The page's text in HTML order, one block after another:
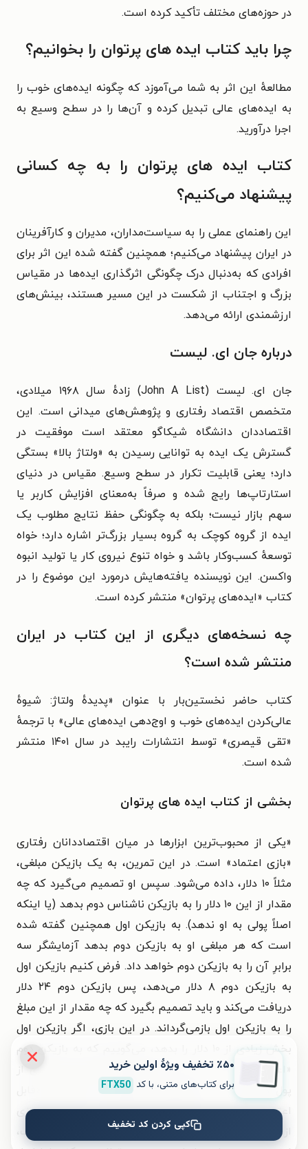
در حوزه‌های مختلف تأکید کرده است.
چرا باید کتاب ایده‌ های پرتوان را بخوانیم؟
مطالعهٔ این اثر به شما می‌آموزد که چگونه ایده‌های خوب را
به ایده‌های عالی تبدیل کرده و آن‌ها را در سطح وسیع به
اجرا درآورید.
کتاب ایده‌ های پرتوان را به چه کسانی
پیشنهاد می‌کنیم؟
این راهنمای عملی را به سیاست‌مداران، مدیران و کارآفرینان
در ایران پیشنهاد می‌کنیم؛ همچنین گفته شده این اثر برای
افرادی که به‌دنبال درک چگونگی اثرگذاری ایده‌ها در مقیاس
بزرگ و اجتناب از شکست در این مسیر هستند، بینش‌های
ارزشمندی ارائه می‌دهد.
درباره جان ای. لیست
جان ای. لیست (John A List) زادهٔ سال ۱۹۶۸ میلادی،
متخصص اقتصاد رفتاری و پژوهش‌های میدانی است. این
اقتصاددان دانشگاه شیکاگو معتقد است موفقیت در
گسترش یک ایده به توانایی رسیدن به «ولتاژ بالا» بستگی
دارد؛ یعنی قابلیت تکرار در سطح وسیع. مقیاس در دنیای
استارتاپ‌ها رایج شده و صرفاً به‌معنای افزایش کاربر یا
سهم بازار نیست؛ بلکه به چگونگی حفظ نتایج مطلوب یک
ایده از گروه کوچک به گروه بسیار بزرگ‌تر اشاره دارد؛ خواه
توسعهٔ کسب‌وکار باشد و خواه تنوع نیروی کار یا تولید انبوه
واکسن. این نویسنده یافته‌هایش درمورد این موضوع را در
کتاب «ایده‌‌های پرتوان» منتشر کرده است.
چه نسخه‌های دیگری از این کتاب در ایران
منتشر شده است؟
کتاب حاضر نخستین‌بار با عنوان «پدیدهٔ ولتاژ:‌ شیوهٔ
عالی‌کردن ایده‌های خوب و اوج‌دهی ایده‌های عالی» با ترجمهٔ
«تقی قیصری» توسط انتشارات رایبد در سال ۱۴۰۱ منتشر
شده است.
بخشی از کتاب ایده‌ های پرتوان
«یکی از محبوب‌ترین ابزارها در میان اقتصاددانان رفتاری
«بازی اعتماد» است. در این تمرین، به یک بازیکن مبلغی،
مثلاً ۱۰ دلار، داده می‌شود. سپس او تصمیم می‌گیرد که چه
مقدار از این ۱۰ دلار را به بازیکن ناشناس دوم بدهد (یا اینکه
اصلاً پولی به او ندهد). به بازیکن اول همچنین گفته شده
است که هر مبلغی او به بازیکن دوم بدهد آزمایشگر سه
برابرِ آن را به بازیکن دوم خواهد داد. فرض کنیم بازیکن اول
به بازیکن دوم ۸ دلار می‌دهد، پس بازیکن دوم ۲۴ دلار
دریافت می‌کند و باید تصمیم بگیرد که چه مقدار از این مبلغ
را به بازیکن اول بازمی‌گرداند. در این بازی، اگر بازیکن اول
بخش زیادی از ۱۰ دلار را بدهد، می‌گوییم که به بازیکن دوم
«اعتماد» داشته است و اگر بازیکن دوم قسمت زیادی از
پول دریافتی را به بازیکن اول بازگرداند، می‌گوییم «قابل
اعتماد» بوده است. همان‌طور که مشخص است، در این بازی
از نظر رفتاری چیزهای بیشتری مانند رفتار متقابل، انصاف،
٪۵۰ تخفیف ویژۀ اولین خرید
برای کتاب‌های متنی، با کد FTX50
کپی کردن کد تخفیف